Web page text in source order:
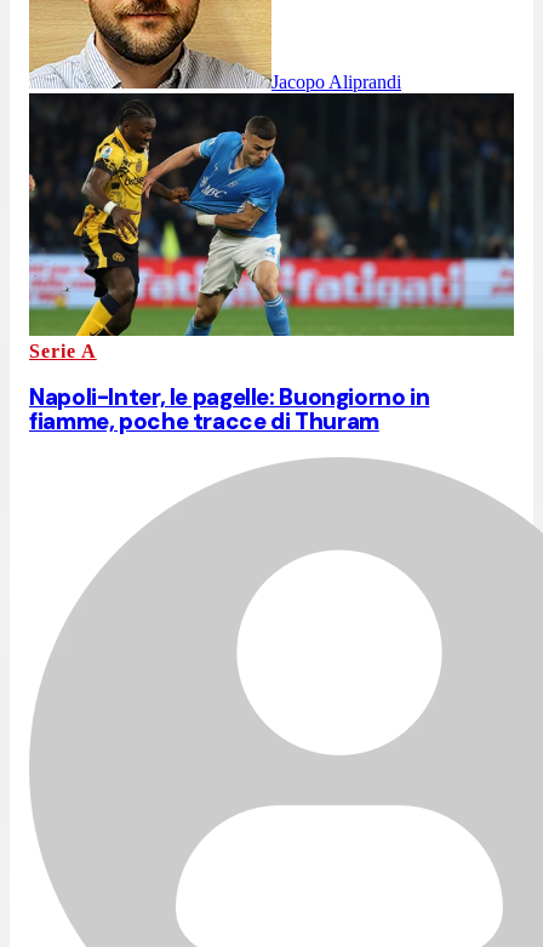
Jacopo Aliprandi
Serie A
Napoli-Inter, le pagelle: Buongiorno in
fiamme, poche tracce di Thuram